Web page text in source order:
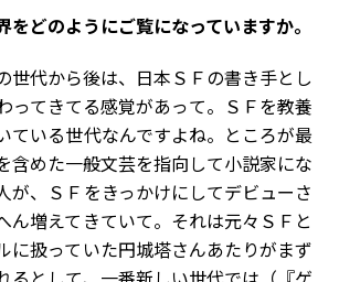
をどのようにご覧になっていますか。
世代から後は、日本ＳＦの書き手とし
ってきてる感覚があって。ＳＦを教養
ている世代なんですよね。ところが最
含めた一般文芸を指向して小説家にな
が、ＳＦをきっかけにしてデビューさ
ん増えてきていて。それは元々ＳＦと
に扱っていた円城塔さんあたりがまず